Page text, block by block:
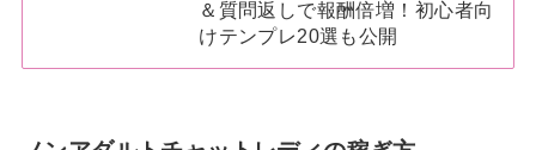
＆質問返しで報酬倍増！初心者向
けテンプレ20選も公開